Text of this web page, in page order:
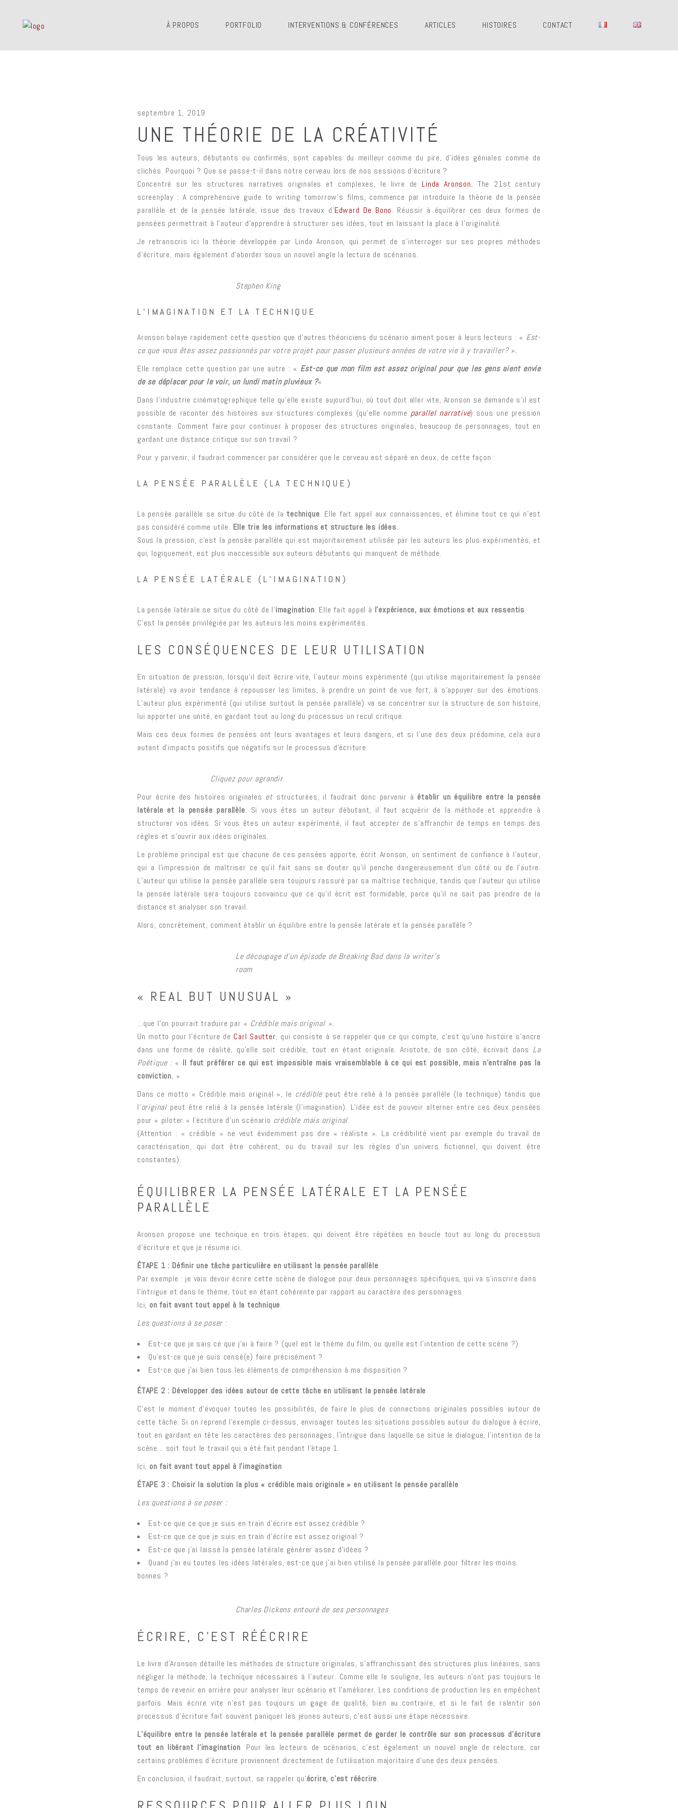
À PROPOS PORTFOLIO INTERVENTIONS & CONFÉRENCES ARTICLES HISTOIRES CONTACT
septembre 1, 2019
UNE THÉORIE DE LA CRÉATIVITÉ
Tous les auteurs, débutants ou confirmés, sont capables du meilleur comme du pire, d’idées géniales comme de
clichés. Pourquoi ? Que se passe-t-il dans notre cerveau lors de nos sessions d’écriture ?
Concentré sur les structures narratives originales et complexes, le livre de Linda Aronson, The 21st century
screenplay : A comprehensive guide to writing tomorrow’s films, commence par introduire la théorie de la pensée
parallèle et de la pensée latérale, issue des travaux d’Edward De Bono. Réussir à équilibrer ces deux formes de
pensées permettrait à l’auteur d’apprendre à structurer ses idées, tout en laissant la place à l’originalité.
Je retranscris ici la théorie développée par Linda Aronson, qui permet de s’interroger sur ses propres méthodes
d’écriture, mais également d’aborder sous un nouvel angle la lecture de scénarios.
Stephen King
L’IMAGINATION ET LA TECHNIQUE
Aronson balaye rapidement cette question que d’autres théoriciens du scénario aiment poser à leurs lecteurs : « Est-
ce que vous êtes assez passionnés par votre projet pour passer plusieurs années de votre vie à y travailler? ».
Elle remplace cette question par une autre : « Est-ce que mon film est assez original pour que les gens aient envie
de se déplacer pour le voir, un lundi matin pluvieux ?«
Dans l’industrie cinématographique telle qu’elle existe aujourd’hui, où tout doit aller vite, Aronson se demande s’il est
possible de raconter des histoires aux structures complexes (qu’elle nomme parallel narrative) sous une pression
constante. Comment faire pour continuer à proposer des structures originales, beaucoup de personnages, tout en
gardant une distance critique sur son travail ?
Pour y parvenir, il faudrait commencer par considérer que le cerveau est séparé en deux, de cette façon :
LA PENSÉE PARALLÈLE (LA TECHNIQUE)
La pensée parallèle se situe du côté de la technique. Elle fait appel aux connaissances, et élimine tout ce qui n’est
pas considéré comme utile. Elle trie les informations et structure les idées.
Sous la pression, c’est la pensée parallèle qui est majoritairement utilisée par les auteurs les plus expérimentés, et
qui, logiquement, est plus inaccessible aux auteurs débutants qui manquent de méthode.
LA PENSÉE LATÉRALE (L’IMAGINATION)
La pensée latérale se situe du côté de l’imagination. Elle fait appel à l’expérience, aux émotions et aux ressentis.
C’est la pensée privilégiée par les auteurs les moins expérimentés.
LES CONSÉQUENCES DE LEUR UTILISATION
En situation de pression, lorsqu’il doit écrire vite, l’auteur moins expérimenté (qui utilise majoritairement la pensée
latérale) va avoir tendance à repousser les limites, à prendre un point de vue fort, à s’appuyer sur des émotions.
L’auteur plus expérimenté (qui utilise surtout la pensée parallèle) va se concentrer sur la structure de son histoire,
lui apporter une unité, en gardant tout au long du processus un recul critique.
Mais ces deux formes de pensées ont leurs avantages et leurs dangers, et si l’une des deux prédomine, cela aura
autant d’impacts positifs que négatifs sur le processus d’écriture.
Cliquez pour agrandir
Pour écrire des histoires originales et structurées, il faudrait donc parvenir à établir un équilibre entre la pensée
latérale et la pensée parallèle. Si vous êtes un auteur débutant, il faut acquérir de la méthode et apprendre à
structurer vos idées. Si vous êtes un auteur expérimenté, il faut accepter de s’affranchir de temps en temps des
règles et s’ouvrir aux idées originales.
Le problème principal est que chacune de ces pensées apporte, écrit Aronson, un sentiment de confiance à l’auteur,
qui a l’impression de maîtriser ce qu’il fait sans se douter qu’il penche dangereusement d’un côté ou de l’autre.
L’auteur qui utilise la pensée parallèle sera toujours rassuré par sa maîtrise technique, tandis que l’auteur qui utilise
la pensée latérale sera toujours convaincu que ce qu’il écrit est formidable, parce qu’il ne sait pas prendre de la
distance et analyser son travail.
Alors, concrètement, comment établir un équilibre entre la pensée latérale et la pensée parallèle ?
Le découpage d’un épisode de Breaking Bad dans la writer’s
room
« REAL BUT UNUSUAL »
…que l’on pourrait traduire par « Crédible mais original ».
Un motto pour l’écriture de Carl Sautter, qui consiste à se rappeler que ce qui compte, c’est qu’une histoire s’ancre
dans une forme de réalité, qu’elle soit crédible, tout en étant originale. Aristote, de son côté, écrivait dans La
Poétique: « Il faut préférer ce qui est impossible mais vraisemblable à ce qui est possible, mais n’entraîne pas la
conviction. »
Dans ce motto « Crédible mais original », le crédible peut être relié à la pensée parallèle (la technique) tandis que
l’original peut être relié à la pensée latérale (l’imagination). L’idée est de pouvoir alterner entre ces deux pensées
pour « piloter » l’écriture d’un scénario crédible mais original.
(Attention : « crédible » ne veut évidemment pas dire « réaliste ». La crédibilité vient par exemple du travail de
caractérisation, qui doit être cohérent, ou du travail sur les règles d’un univers fictionnel, qui doivent être
constantes).
ÉQUILIBRER LA PENSÉE LATÉRALE ET LA PENSÉE
PARALLÈLE
Aronson propose une technique en trois étapes, qui doivent être répétées en boucle tout au long du processus
d’écriture et que je résume ici.
ÉTAPE 1 : Définir une tâche particulière en utilisant la pensée parallèle
Par exemple : je vais devoir écrire cette scène de dialogue pour deux personnages spécifiques, qui va s’inscrire dans
l’intrigue et dans le thème, tout en étant cohérente par rapport au caractère des personnages.
Ici, on fait avant tout appel à la technique.
Les questions à se poser :
Est-ce que je sais ce que j’ai à faire ? (quel est le thème du film, ou quelle est l’intention de cette scène ?)
Qu’est-ce que je suis censé(e) faire précisément ?
Est-ce que j’ai bien tous les éléments de compréhension à ma disposition ?
ÉTAPE 2 : Développer des idées autour de cette tâche en utilisant la pensée latérale
C’est le moment d’évoquer toutes les possibilités, de faire le plus de connections originales possibles autour de
cette tâche. Si on reprend l’exemple ci-dessus, envisager toutes les situations possibles autour du dialogue à écrire,
tout en gardant en tête les caractères des personnages, l’intrigue dans laquelle se situe le dialogue, l’intention de la
scène… soit tout le travail qui a été fait pendant l’étape 1.
Ici, on fait avant tout appel à l’imagination.
ÉTAPE 3 : Choisir la solution la plus « crédible mais originale » en utilisant la pensée parallèle
Les questions à se poser :
Est-ce que ce que je suis en train d’écrire est assez crédible ?
Est-ce que ce que je suis en train d’écrire est assez original ?
Est-ce que j’ai laissé la pensée latérale générer assez d’idées ?
Quand j’ai eu toutes les idées latérales, est-ce que j’ai bien utilisé la pensée parallèle pour filtrer les moins
bonnes ?
Charles Dickens entouré de ses personnages
ÉCRIRE, C’EST RÉÉCRIRE
Le livre d’Aronson détaille les méthodes de structure originales, s’affranchissant des structures plus linéaires, sans
négliger la méthode, la technique nécessaires à l’auteur. Comme elle le souligne, les auteurs n’ont pas toujours le
temps de revenir en arrière pour analyser leur scénario et l’améliorer. Les conditions de production les en empêchent
parfois. Mais écrire vite n’est pas toujours un gage de qualité, bien au contraire, et si le fait de ralentir son
processus d’écriture fait souvent paniquer les jeunes auteurs, c’est aussi une étape nécessaire.
L’équilibre entre la pensée latérale et la pensée parallèle permet de garder le contrôle sur son processus d’écriture
tout en libérant l’imagination. Pour les lecteurs de scénarios, c’est également un nouvel angle de relecture, car
certains problèmes d’écriture proviennent directement de l’utilisation majoritaire d’une des deux pensées.
En conclusion, il faudrait, surtout, se rappeler qu’écrire, c’est réécrire.